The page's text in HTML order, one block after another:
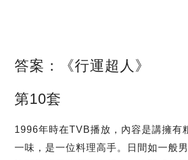
答案：《行運超人》
第10套
1996年時在TVB播放，內容是講擁有
一味，是一位料理高手。日間如一般男